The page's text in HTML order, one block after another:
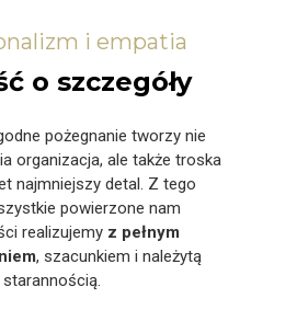
i empatia
o szczegóły
pożegnanie tworzy nie
organizacja, ale także troska
najmniejszy detal. Z tego
powierzone nam
realizujemy z pełnym
, szacunkiem i należytą
starannością.